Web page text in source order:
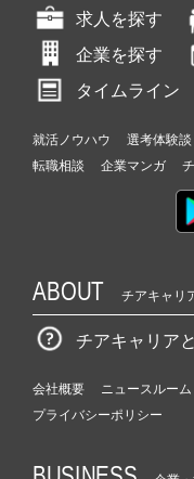
求人を探す
企業を探す
タイムライン
就活ノウハウ 選考体験談
転職相談
企業マンガ
ABOUT チアキャリ
チアキャリア
会社概要 ニュースルーム
プライバシーポリシー